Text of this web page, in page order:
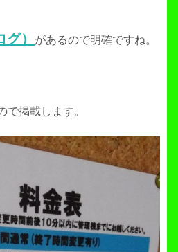
） があるので明確ですね。
で掲載します。